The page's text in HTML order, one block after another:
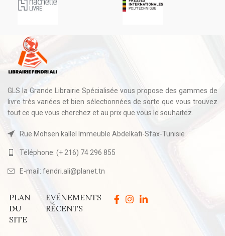
GLS la Grande Librairie Spécialisée vous propose des gammes de
livre très variées et bien sélectionnées de sorte que vous trouvez
tout ce que vous cherchez et au prix que vous le souhaitez.
Rue Mohsen kallel Immeuble Abdelkafi-Sfax-Tunisie
Téléphone: (+ 216) 74 296 855
E-mail: fendri.ali@planet.tn
PLAN
DU
SITE
EVÉNEMENTS
RÉCENTS